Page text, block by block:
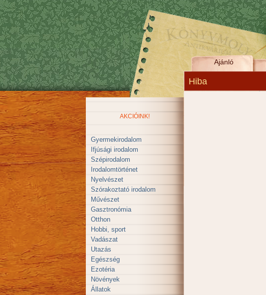
Ajánló
Hiba
AKCIÓINK!
Gyermekirodalom
Ifjúsági irodalom
Szépirodalom
Irodalomtörténet
Nyelvészet
Szórakoztató irodalom
Művészet
Gasztronómia
Otthon
Hobbi, sport
Vadászat
Utazás
Egészség
Ezotéria
Növények
Állatok